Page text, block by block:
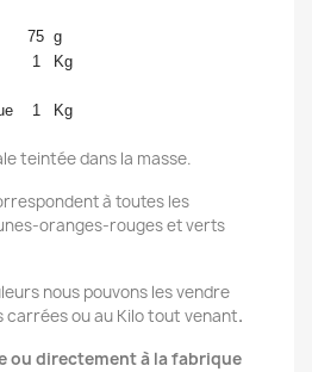
75 g
1 Kg
1 Kg
teintée dans la masse.
à toutes les
oranges-rouges et verts
nous pouvons les vendre
carrées ou au Kilo tout venant.
ou directement à la fabrique